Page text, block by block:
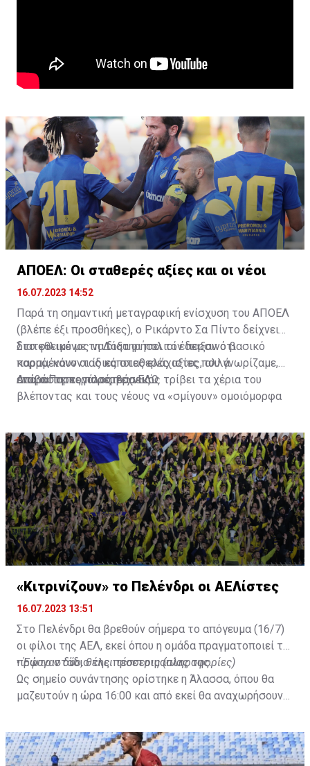
ΑΠΟΕΛ: Οι σταθερές αξίες και οι νέοι
16.07.2023 14:52
Παρά τη σημαντική μεταγραφική ενίσχυση του ΑΠΟΕΛ
(βλέπε έξι προσθήκες), ο Ρικάρντο Σα Πίντο δείχνει
διατεθειμένος να διατηρήσει τον περσινό βασικό
κορμό, κάνοντας κάποιες ελάχιστες, αλλά
απαραίτητες παρεμβάσεις.
Στο φιλικό με τη Δόξα οι παλιοί έδειξαν ότι
παραμένουν οι ίδιες σταθερές αξίες που γνωρίζαμε,
ενώ ο Πορτογάλος τεχνικός τρίβει τα χέρια του
βλέποντας και τους νέους να «σμίγουν» ομοιόμορφα
Διαβάστε περισσότεραΕΔΩ.
«Κιτρινίζουν» το Πελένδρι οι ΑΕΛίστες
16.07.2023 13:51
Στο Πελένδρι θα βρεθούν σήμερα το απόγευμα (16/7)
οι φίλοι της ΑΕΛ, εκεί όπου η ομάδα πραγματοποιεί το
πρώτο στάδιο της προετοιμασίας της.
•Έφυγαν δύο, θέλει τέσσερις (πληροφορίες)
Ως σημείο συνάντησης ορίστηκε η Άλασσα, όπου θα
μαζευτούν η ώρα 16:00 και από εκεί θα αναχωρήσουν
δώοσυν το παρών τους στην απογευματινή προπόνηση
της ομάδας.